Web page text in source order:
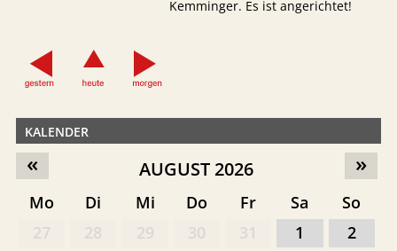
Kemminger. Es ist angerichtet!
KALENDER
»
« AUGUST 2026
Mo Di Mi Do Fr Sa
So
1
2